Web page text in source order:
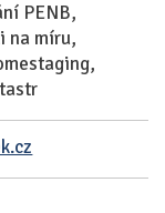
PENB,
na míru,